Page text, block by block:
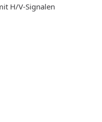
H/V-Signalen